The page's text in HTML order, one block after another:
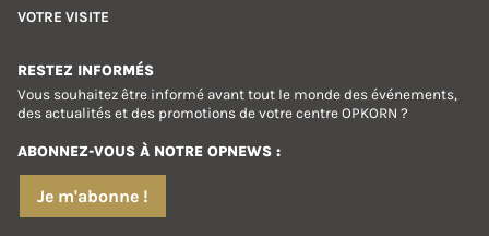
VOTRE VISITE
RESTEZ INFORMÉS
Vous souhaitez être informé avant tout le monde des événements,
des actualités et des promotions de votre centre OPKORN ?
ABONNEZ-VOUS À NOTRE OPNEWS :
Je m'abonne !